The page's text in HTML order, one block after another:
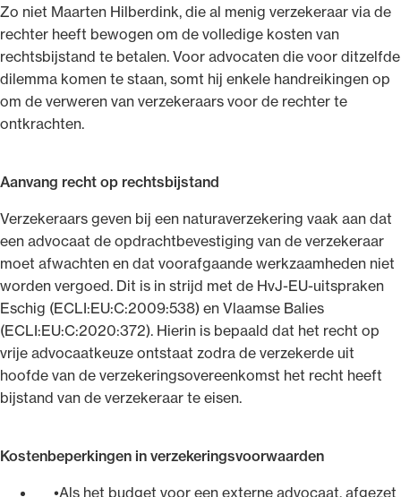
Zo niet Maarten Hilberdink, die al menig verzekeraar via de
rechter heeft bewogen om de volledige kosten van
rechtsbijstand te betalen. Voor advocaten die voor ditzelfde
dilemma komen te staan, somt hij enkele handreikingen op
om de verweren van verzekeraars voor de rechter te
ontkrachten.
Aanvang recht op rechtsbijstand
Verzekeraars geven bij een naturaverzekering vaak aan dat
een advocaat de opdrachtbevestiging van de verzekeraar
moet afwachten en dat voorafgaande werkzaamheden niet
worden vergoed. Dit is in strijd met de HvJ-EU-uitspraken
Eschig (ECLI:EU:C:2009:538) en Vlaamse Balies
(ECLI:EU:C:2020:372). Hierin is bepaald dat het recht op
vrije advocaatkeuze ontstaat zodra de verzekerde uit
hoofde van de verzekeringsovereenkomst het recht heeft
bijstand van de verzekeraar te eisen.
Kostenbeperkingen in verzekeringsvoorwaarden
Als het budget voor een externe advocaat, afgezet